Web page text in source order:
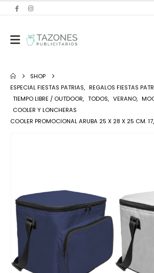
SHOP
ESPECIAL FIESTAS PATRIAS, REGALOS FIESTAS
TIEMPO LIBRE / OUTDOOR, TODOS, VERANO,
COOLER Y LONCHERAS
COOLER PROMOCIONAL ARUBA 25 X 28 X 25 CM.